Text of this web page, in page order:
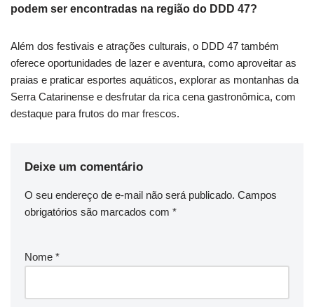
podem ser encontradas na região do DDD 47?
Além dos festivais e atrações culturais, o DDD 47 também
oferece oportunidades de lazer e aventura, como aproveitar as
praias e praticar esportes aquáticos, explorar as montanhas da
Serra Catarinense e desfrutar da rica cena gastronômica, com
destaque para frutos do mar frescos.
Deixe um comentário
O seu endereço de e-mail não será publicado. Campos
obrigatórios são marcados com *
Nome *